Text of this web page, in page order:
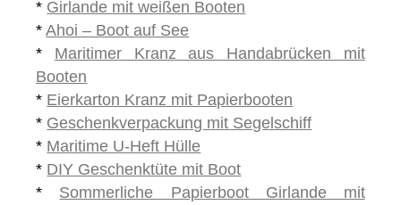
* Girlande mit weißen Booten
*Ahoi – Boot auf See
* Maritimer Kranz aus Handabrücken mit
Booten
* Eierkarton Kranz mit Papierbooten
* Geschenkverpackung mit Segelschiff
* Maritime U-Heft Hülle
* DIY Geschenktüte mit Boot
* Sommerliche Papierboot Girlande mit